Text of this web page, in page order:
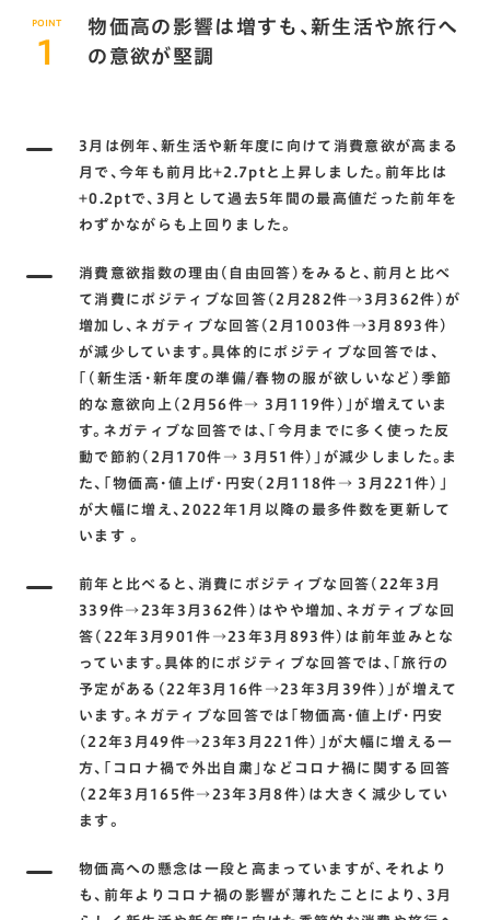
POINT
1
物価高の影響は増すも､新生活や旅行へ
の意欲が堅調
3月は例年､新生活や新年度に向けて消費意欲が高まる
月で､今年も前月比+2.7ptと上昇しました。前年比は
+0.2ptで､3月として過去5年間の最高値だった前年を
わずかながらも上回りました。
消費意欲指数の理由(自由回答)をみると､前月と比べ
て消費にポジティブな回答(2月282件→3月362件)が
増加し､ネガティブな回答(2月1003件→3月893件)
が減少しています。具体的にポジティブな回答では､
｢(新生活･新年度の準備/春物の服が欲しいなど)季節
的な意欲向上(2月56件→ 3月119件)｣が増えていま
す。ネガティブな回答では､｢今月までに多く使った反
動で節約(2月170件→ 3月51件)｣が減少しました。ま
た､｢物価高･値上げ･円安(2月118件→ 3月221件)｣
が大幅に増え､2022年1月以降の最多件数を更新して
います 。
前年と比べると､消費にポジティブな回答(22年3月
339件→23年3月362件)はやや増加､ネガティブな回
答(22年3月901件→23年3月893件)は前年並みとな
っています。具体的にポジティブな回答では､｢旅行の
予定がある(22年3月16件→23年3月39件)｣が増えて
います。ネガティブな回答では｢物価高･値上げ･円安
(22年3月49件→23年3月221件)｣が大幅に増える一
方､｢コロナ禍で外出自粛｣などコロナ禍に関する回答
(22年3月165件→23年3月8件)は大きく減少してい
ます｡
物価高への懸念は一段と高まっていますが､それより
も､前年よりコロナ禍の影響が薄れたことにより､3月